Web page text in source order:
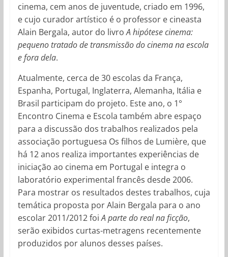
cinema, cem anos de juventude, criado em 1996,
e cujo curador artístico é o professor e cineasta
Alain Bergala, autor do livroA hipótese cinema:
pequeno tratado de transmissão do cinema na escola
e fora dela.
Atualmente, cerca de 30 escolas da França,
Espanha, Portugal, Inglaterra, Alemanha, Itália e
Brasil participam do projeto. Este ano, o 1°
Encontro Cinema e Escola também abre espaço
para a discussão dos trabalhos realizados pela
associação portuguesa Os filhos de Lumière, que
há 12 anos realiza importantes experiências de
iniciação ao cinema em Portugal e integra o
laboratório experimental francês desde 2006.
Para mostrar os resultados destes trabalhos, cuja
temática proposta por Alain Bergala para o ano
escolar 2011/2012 foiA parte do real na ficção,
serão exibidos curtas-metragens recentemente
produzidos por alunos desses países.